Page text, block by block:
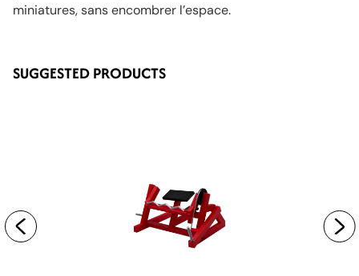
miniatures, sans encombrer l’espace.
SUGGESTED PRODUCTS